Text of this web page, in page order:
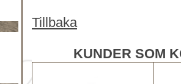
Tillbaka
KUNDER SOM